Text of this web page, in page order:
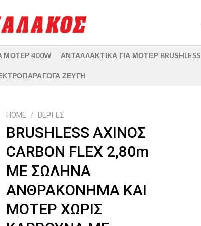
ΜΟΤΕΡ 400W ΑΝΤΑΛΛΑΚΤΙΚΑ ΓΙΑ ΜΟΤΕΡ BRUSHLESS
ΖΕΥΓΗ
HOME / ΒΕΡΓΕΣ
BRUSHLESS ΑΧΙΝΟΣ
CARBON FLEX 2,80m
ΜΕ ΣΩΛΗΝΑ
ΑΝΘΡΑΚΟΝΗΜΑ ΚΑΙ
ΜΟΤΕΡ ΧΩΡΙΣ